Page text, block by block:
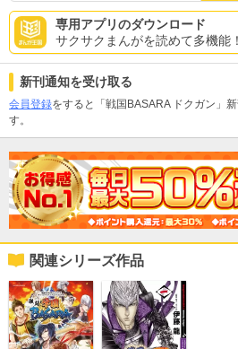
専用アプリのダウンロード
サクサクまんがを読めて多機能！
新刊通知を受け取る
会員登録をすると「戦国BASARA ドクガン」
す。
関連シリーズ作品